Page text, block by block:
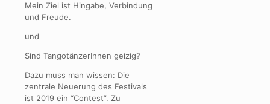
Mein Ziel ist Hingabe, Verbindung
und Freude.
und
Sind TangotänzerInnen geizig?
Dazu muss man wissen: Die
zentrale Neuerung des Festivals
ist 2019 ein “Contest”. Zu